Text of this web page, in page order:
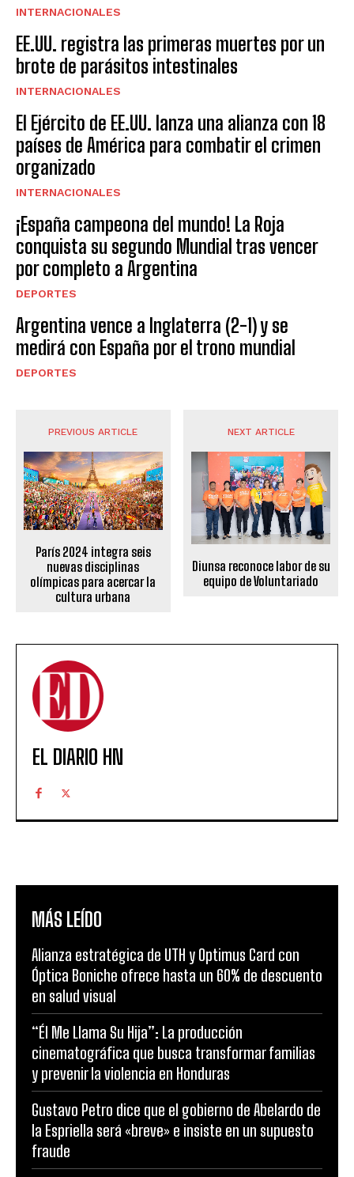
INTERNACIONALES
EE.UU. registra las primeras muertes por un
brote de parásitos intestinales
INTERNACIONALES
El Ejército de EE.UU. lanza una alianza con 18
países de América para combatir el crimen
organizado
INTERNACIONALES
¡España campeona del mundo! La Roja
conquista su segundo Mundial tras vencer
por completo a Argentina
DEPORTES
Argentina vence a Inglaterra (2-1) y se
medirá con España por el trono mundial
DEPORTES
PREVIOUS ARTICLE
París 2024 integra seis
nuevas disciplinas
olímpicas para acercar la
cultura urbana
NEXT ARTICLE
Diunsa reconoce labor de su
equipo de Voluntariado
EL DIARIO HN
MÁS LEÍDO
Alianza estratégica de UTH y Optimus Card con
Óptica Boniche ofrece hasta un 60% de descuento
en salud visual
“Él Me Llama Su Hija”: La producción
cinematográfica que busca transformar familias
y prevenir la violencia en Honduras
Gustavo Petro dice que el gobierno de Abelardo de
la Espriella será «breve» e insiste en un supuesto
fraude